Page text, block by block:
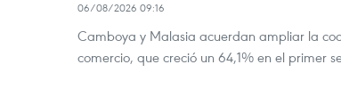
06/08/2026 09:16
Camboya y Malasia acuerdan ampliar la
comercio, que creció un 64,1% en el primer